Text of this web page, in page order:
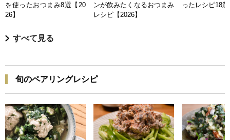
を使ったおつまみ8選【20
26】
ンが飲みたくなるおつまみ
レシピ【2026】
ったレシピ18
すべて見る
旬のペアリングレシピ